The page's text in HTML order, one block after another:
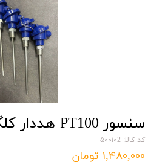
سنسور PT100 هددار کلگی دار
کد کالا: ۵۰۰۱۰2
۱,۴۸۰,۰۰۰ تومان